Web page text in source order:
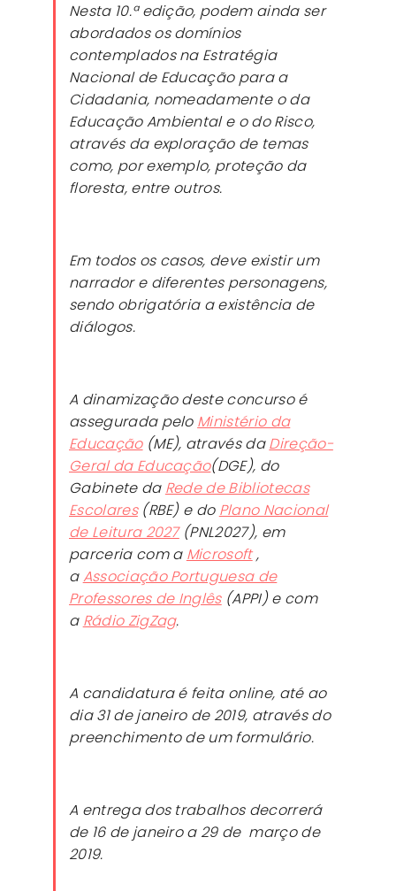
Nesta 10.ª edição, podem ainda ser
abordados os domínios
contemplados na Estratégia
Nacional de Educação para a
Cidadania, nomeadamente o da
Educação Ambiental e o do Risco,
através da exploração de temas
como, por exemplo, proteção da
floresta, entre outros.
Em todos os casos, deve existir um
narrador e diferentes personagens,
sendo obrigatória a existência de
diálogos.
A dinamização deste concurso é
assegurada pelo Ministério da
Educação(ME), através daDireção-
Geral da Educação(DGE), do
Gabinete da Rede de Bibliotecas
Escolares(RBE) e do Plano Nacional
de Leitura 2027(PNL2027), em
parceria com a Microsoft,
aAssociação Portuguesa de
Professores de Inglês(APPI) e com
a Rádio ZigZag.
A candidatura é feita online, até ao
dia 31 de janeiro de 2019, através do
preenchimento de um formulário.
A entrega dos trabalhos decorrerá
de 16 de janeiro a 29 de março de
2019.